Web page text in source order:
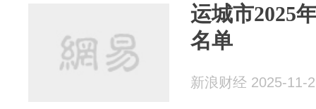
运城市2025
名单
新浪财经 2025-11-